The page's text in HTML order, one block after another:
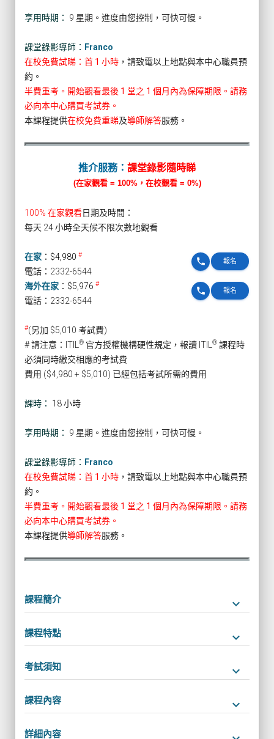
享用時期： 9 星期。進度由您控制，可快可慢。
課堂錄影導師： Franco
在校免費試睇：首 1 小時 ，請致電以上地點與本中心職員預
約。
半費重考。開始觀看最後 1 堂之 1 個月內為保障期限。請務
必向本中心購買考試券。
本課程提供在校免費重睇及導師解答服務。
推介服務： 課堂錄影隨時睇
(在家觀看 = 100%，在校觀看 = 0%)
100% 在家觀看日期及時間：
每天 24 小時全天候不限次數地觀看
在家 ： $4,980 #
報名
phone
電話：2332-6544
海外在家 ： $5,976 #
報名
phone
電話：2332-6544
#(另加 $5,010 考試費)
# 請注意：ITIL
® 官方授權機構硬性規定，報讀 ITIL ® 課程時
必須同時繳交相應的考試費
費用 ($4,980 + $5,010) 已經包括考試所需的費用
課時： 18 小時
享用時期： 9 星期。進度由您控制，可快可慢。
課堂錄影導師： Franco
在校免費試睇：首 1 小時 ，請致電以上地點與本中心職員預
約。
半費重考。開始觀看最後 1 堂之 1 個月內為保障期限。請務
必向本中心購買考試券。
本課程提供導師解答服務。
課程簡介 keyboard_arrow_down
課程特點 keyboard_arrow_down
考試須知 keyboard_arrow_down
課程內容 keyboard_arrow_down
詳細內容